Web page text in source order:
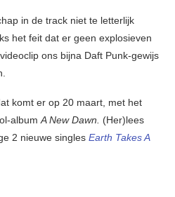
in de track niet te letterlijk
het feit dat er geen explosieven
ons bijna Daft Punk-gewijs
komt er op 20 maart, met het
album A New Dawn.
(Her)lees
2 nieuwe singles Earth Takes A